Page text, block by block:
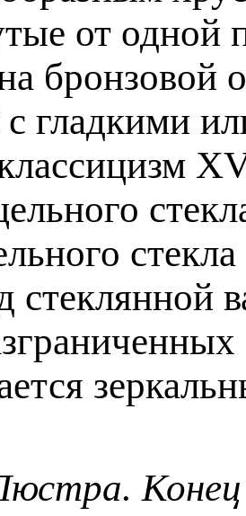
от одной
бронзовой
с гладкими
стеклянной
Конец